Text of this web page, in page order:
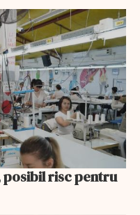
posibil risc pentru